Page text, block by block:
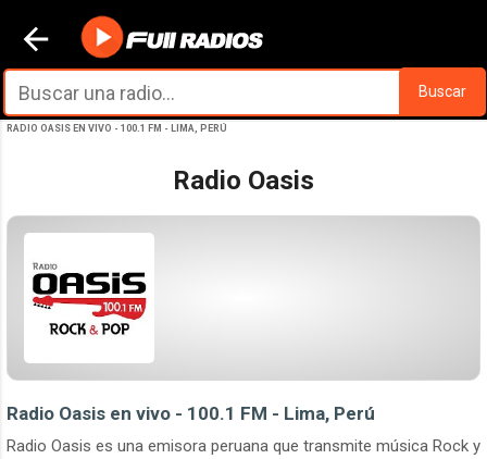
Ir al contenido principal
Buscar
RADIO OASIS EN VIVO - 100.1 FM - LIMA, PERÚ
Radio Oasis
Radio Oasis en vivo - 100.1 FM - Lima, Perú
Radio Oasis es una emisora peruana que transmite música Rock y